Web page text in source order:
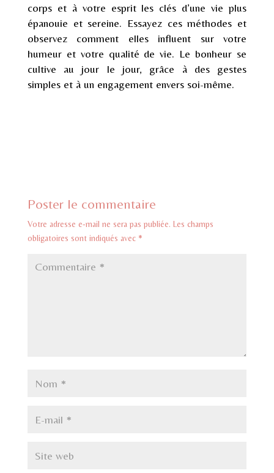
corps et à votre esprit les clés d’une vie plus
épanouie et sereine. Essayez ces méthodes et
observez comment elles influent sur votre
humeur et votre qualité de vie. Le bonheur se
cultive au jour le jour, grâce à des gestes
simples et à un engagement envers soi-même.
Poster le commentaire
Votre adresse e-mail ne sera pas publiée. Les champs
obligatoires sont indiqués avec *